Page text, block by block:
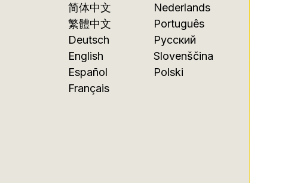
简体中文
繁體中文
Deutsch
English
Español
Français
Nederlands
Português
Русский
Slovenščina
Polski